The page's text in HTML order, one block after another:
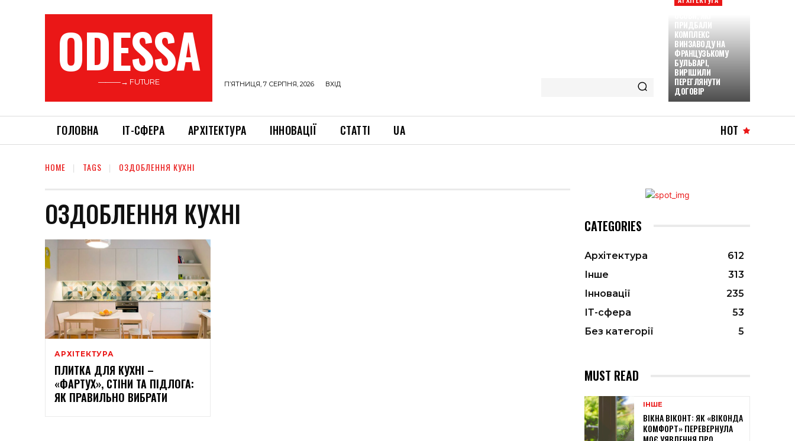
ODESSA
———→ FUTURE П’ЯТНИЦЯ, 7 СЕРПНЯ, 2026 ВХІД
ПРИДБАЛИ
КОМПЛЕКС
ВИНЗАВОДУ НА
ФРАНЦУЗЬКОМУ
БУЛЬВАРІ,
ВИРІШИЛИ
ПЕРЕГЛЯНУТИ
ДОГОВІР
ГОЛОВНА ІТ-СФЕРА АРХІТЕКТУРА ІННОВАЦІЇ СТАТТІ UA HOT
HOME TAGS ОЗДОБЛЕННЯ КУХНІ
ОЗДОБЛЕННЯ КУХНІ
АРХІТЕКТУРА
ПЛИТКА ДЛЯ КУХНІ –
«ФАРТУХ», СТІНИ ТА ПІДЛОГА:
ЯК ПРАВИЛЬНО ВИБРАТИ
CATEGORIES
Архітектура
612
Інше
313
Інновації
235
ІТ-сфера
53
Без категорії
5
MUST READ
ІНШЕ
ВІКНА ВІКОНТ: ЯК «ВІКОНДА
КОМФОРТ» ПЕРЕВЕРНУЛА